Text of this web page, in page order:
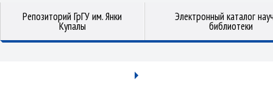
Репозиторий ГрГУ им. Янки
Купалы
Электронный каталог
библиотеки